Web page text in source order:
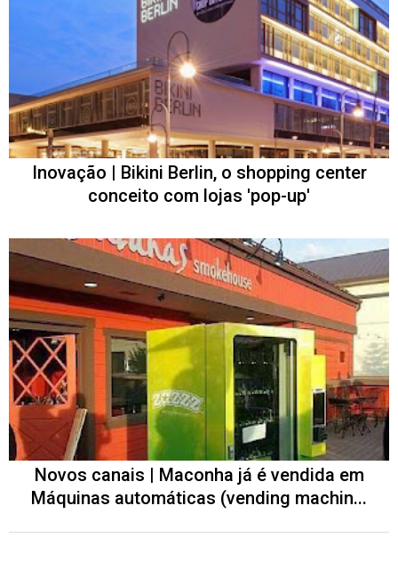
Inovação | Bikini Berlin, o shopping center
conceito com lojas 'pop-up'
Novos canais | Maconha já é vendida em
Máquinas automáticas (vending machin...